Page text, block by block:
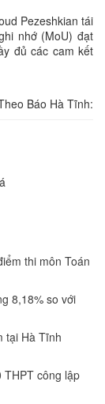
Pezeshkian tái
nhớ (MoU) đạt
đủ các cam kết
Báo Hà Tĩnh:
thi môn Toán
8,18% so với
tại Hà Tĩnh
công lập